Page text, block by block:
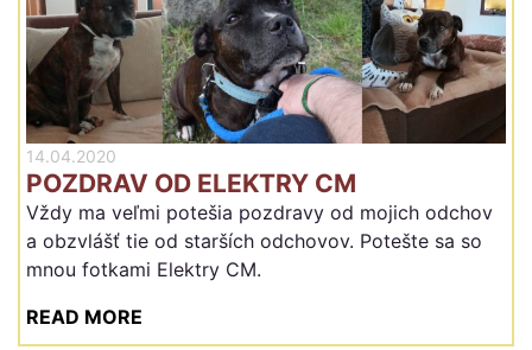
14.04.2020
POZDRAV OD ELEKTRY CM
Vždy ma veľmi potešia pozdravy od mojich odchov
a obzvlášť tie od starších odchovov. Potešte sa so
mnou fotkami Elektry CM.
READ MORE